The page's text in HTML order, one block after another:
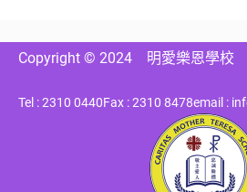
Copyright © 2024 明愛樂恩學校
Tel : 2310 0440Fax : 2310 8478email :